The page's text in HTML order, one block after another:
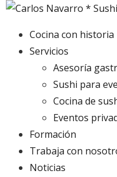
Cocina con historia
Servicios
Asesoría
Sushi para
Cocina de
Eventos
Formación
Trabaja con
Noticias